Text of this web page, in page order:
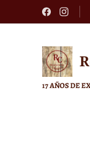
17 AÑOS DE